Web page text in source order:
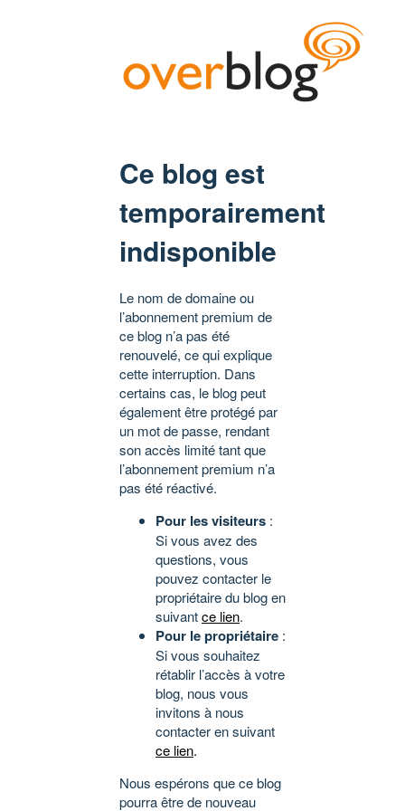
Ce blog est
temporairement
indisponible
Le nom de domaine ou
l’abonnement premium de
ce blog n’a pas été
renouvelé, ce qui explique
cette interruption. Dans
certains cas, le blog peut
également être protégé par
un mot de passe, rendant
son accès limité tant que
l’abonnement premium n’a
pas été réactivé.
Pour les visiteurs :
Si vous avez des
questions, vous
pouvez contacter le
propriétaire du blog en
suivantce lien.
Pour le propriétaire :
Si vous souhaitez
rétablir l’accès à votre
blog, nous vous
invitons à nous
contacter en suivant
ce lien.
Nous espérons que ce blog
pourra être de nouveau